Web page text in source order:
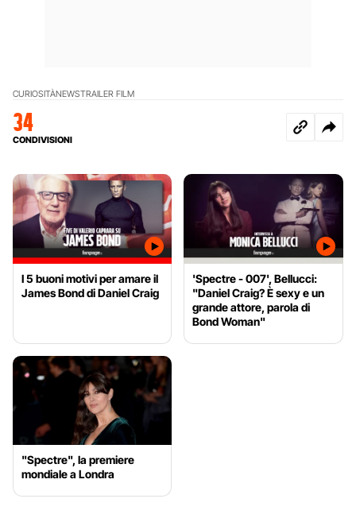
CURIOSITÀNEWSTRAILER FILM
34
CONDIVISIONI
I 5 buoni motivi per amare il
James Bond di Daniel Craig
'Spectre - 007', Bellucci:
"Daniel Craig? È sexy e un
grande attore, parola di
Bond Woman"
"Spectre", la premiere
mondiale a Londra